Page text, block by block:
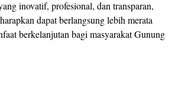
inovatif, profesional, dan transparan,
dapat berlangsung lebih merata
berkelanjutan bagi masyarakat Gunung